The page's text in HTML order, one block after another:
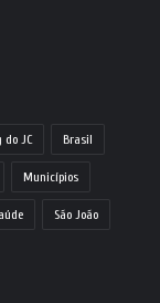
do JC Brasil
Municípios
São João